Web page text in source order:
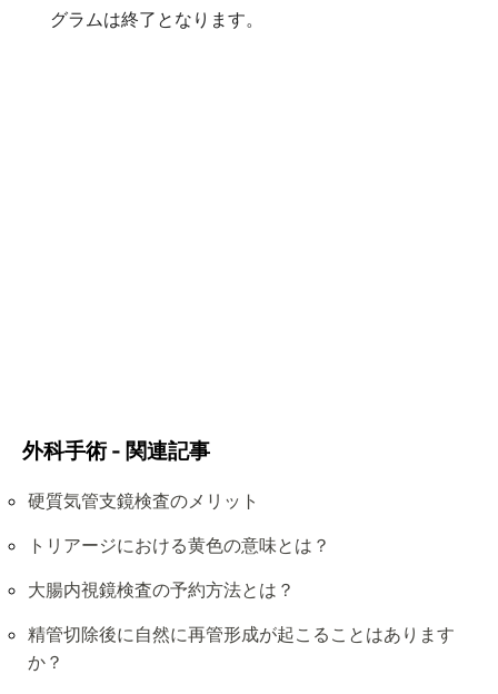
グラムは終了となります。
外科手術 - 関連記事
硬質気管支鏡検査のメリット
トリアージにおける黄色の意味とは？
大腸内視鏡検査の予約方法とは？
精管切除後に自然に再管形成が起こることはあります
か？